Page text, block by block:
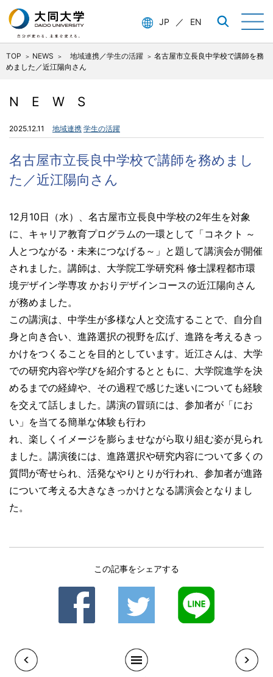
JP ／ EN
TOP NEWS 地域連携／学生の活躍
名古屋市立長良中学校で講師を務
めました／近江陽向さん
NEWS
2025.12.11 地域連携 学生の活躍
名古屋市立長良中学校で講師を務めまし
た／近江陽向さん
12月10日（水）、名古屋市立長良中学校の2年生を対象
に、キャリア教育プログラムの一環として「コネクト ～
人とつながる・未来につなげる～」と題して講演会が開催
されました。講師は、大学院工学研究科 修士課程都市環
境デザイン学専攻 かおりデザインコースの近江陽向さん
が務めました。
この講演は、中学生が多様な人と交流することで、自分自
身と向き合い、進路選択の視野を広げ、進路を考えるきっ
かけをつくることを目的としています。近江さんは、大学
での研究内容や学びを紹介するとともに、大学院進学を決
めるまでの経緯や、その過程で感じた迷いについても経験
を交えて話しました。講演の冒頭には、参加者が「にお
い」を当てる簡単な体験も行わ
れ、楽しくイメージを膨らませながら取り組む姿が見られ
ました。講演後には、進路選択や研究内容について多くの
質問が寄せられ、活発なやりとりが行われ、参加者が進路
について考える大きなきっかけとなる講演会となりまし
た。
この記事をシェアする